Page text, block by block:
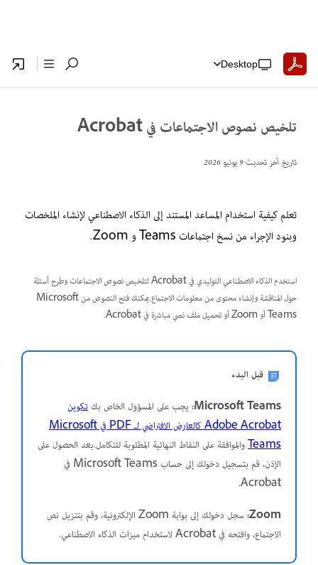
Desktop
تلخيص نصوص الاجتماعات في Acrobat
تاريخ آخر تحديث9 يونيو 2026
تعلم كيفية استخدام المساعد المستند إلى الذكاء الاصطناعي لإنشاء الملخصات
وبنود الإجراء من نسخ اجتماعات Teams و Zoom
.
استخدم الذكاء الاصطناعي التوليدي في Acrobat لتلخيص نصوص الاجتماعات وطرح أسئلة
حول المناقشة وإنشاء محتوى من معلومات الاجتماع.يمكنك فتح النصوص من Microsoft
Teams أو Zoom أو تحميل ملف نصي مباشرة في Acrobat.
قبل البدء
Microsoft Teams: يجب على المسؤول الخاص بكتكوين
Adobe Acrobat كالعارض الافتراضي لـ PDF في Microsoft
Teamsوالموافقة على النقاط النهائية المطلوبة للتكامل.بعد الحصول على
الإذن، قم بتسجيل دخولك إلى حساب Microsoft Teams في
Acrobat.
Zoom:
سجل دخولك إلى بوابة Zoom الإلكترونية، وقم بتنزيل نص
الاجتماع، وافتحه في Acrobat لاستخدام ميزات الذكاء الاصطناعي.